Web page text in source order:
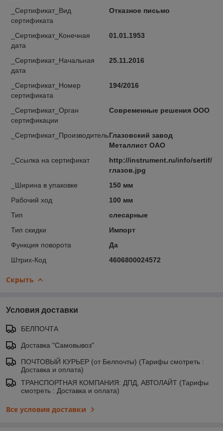
_Сертификат_Вид
сертификата
Отказное письмо
_Сертификат_Конечная
дата
01.01.1953
_Сертификат_Начальная
дата
25.11.2016
_Сертификат_Номер
сертификата
194/2016
_Сертификат_Орган
сертификации
Современные решения ООО
_Сертификат_ПроизводительГлазовский завод
Металлист ОАО
_Ссылка на сертификат
http://instrument.ru/info/sertif/
глазов.jpg
_Ширина в упаковке
150 мм
Рабочий ход
100 мм
Тип
слесарные
Тип скидки
Импорт
Функция поворота
Да
Штрих-Код
4606800024572
Скрыть
Условия доставки
БЕЛПОЧТА
Доставка "Самовывоз"
ПОЧТОВЫЙ КУРЬЕР (от Белпочты) (Тарифы смотреть :
Доставка и оплата)
ТРАНСПОРТНАЯ КОМПАНИЯ: ДПД, АВТОЛАЙТ (Тарифы
смотреть : Доставка и оплата)
Все условия доставки